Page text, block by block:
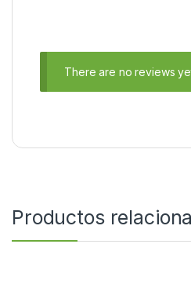
There are no reviews
Productos